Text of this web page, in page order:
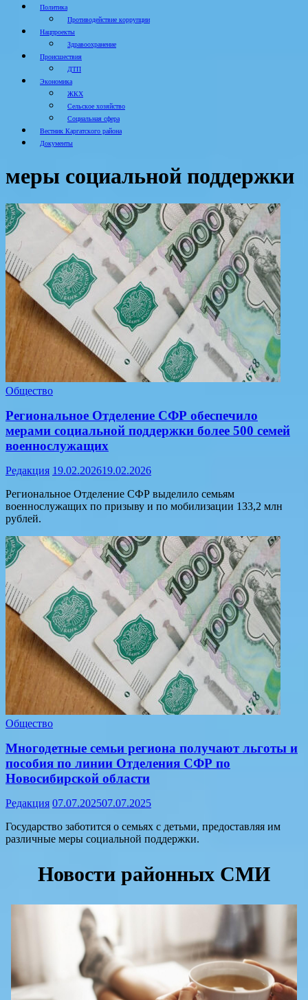
Политика
Противодействие коррупции
Нацпроекты
Здравоохранение
Происшествия
ДТП
Экономика
ЖКХ
Сельское хозяйство
Социальная сфера
Вестник Каргатского района
Документы
меры социальной поддержки
Общество
Региональное Отделение СФР обеспечило
мерами социальной поддержки более 500 семей
военнослужащих
Редакция 19.02.202619.02.2026
Региональное Отделение СФР выделило семьям
военнослужащих по призыву и по мобилизации 133,2 млн
рублей.
Общество
Многодетные семьи региона получают льготы и
пособия по линии Отделения СФР по
Новосибирской области
Редакция 07.07.202507.07.2025
Государство заботится о семьях с детьми, предоставляя им
различные меры социальной поддержки.